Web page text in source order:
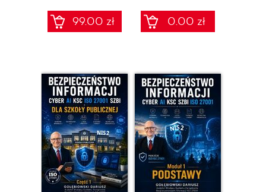
99.00 zł
Wersja Bezpłatna
0.00 zł